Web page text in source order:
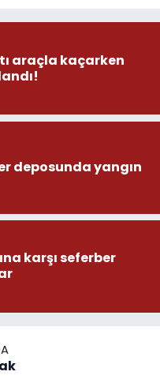
araçla kaçarken
deposunda yangın
karşı seferber